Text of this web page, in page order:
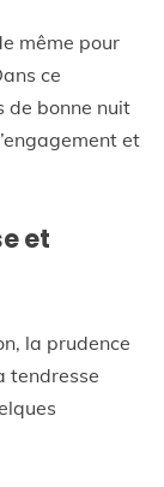
même pour
ce
de bonne nuit
et
et
la prudence
tendresse